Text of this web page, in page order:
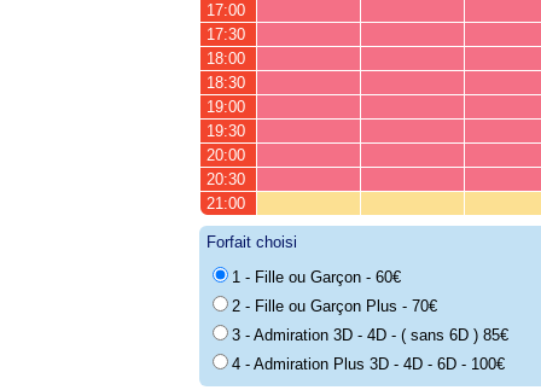
17:00
17:30
18:00
18:30
19:00
19:30
20:00
20:30
21:00
Forfait choisi
1 - Fille ou Garçon - 60€
2 - Fille ou Garçon Plus - 70€
3 - Admiration 3D - 4D - ( sans 6D ) 85€
4 - Admiration Plus 3D - 4D - 6D - 100€